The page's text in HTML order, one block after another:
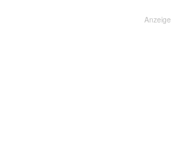
Anzeige